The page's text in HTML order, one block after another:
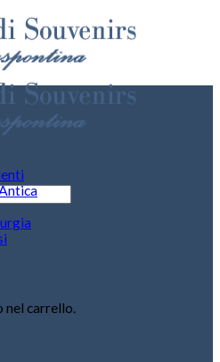
nel carrello.